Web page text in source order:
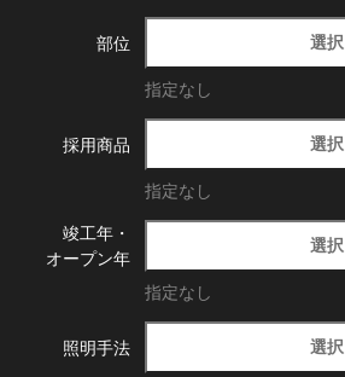
部位 選択
指定なし
採用商品 選択
指定なし
竣工年・
オープン年
選択
指定なし
照明手法 選択